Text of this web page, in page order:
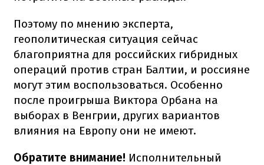
Поэтому по мнению эксперта,
геополитическая ситуация сейчас
благоприятна для российских гибридных
операций против стран Балтии, и россияне
могут этим воспользоваться. Особенно
после проигрыша Виктора Орбана на
выборах в Венгрии, других вариантов
влияния на Европу они не имеют.
Обратите внимание! Исполнительный